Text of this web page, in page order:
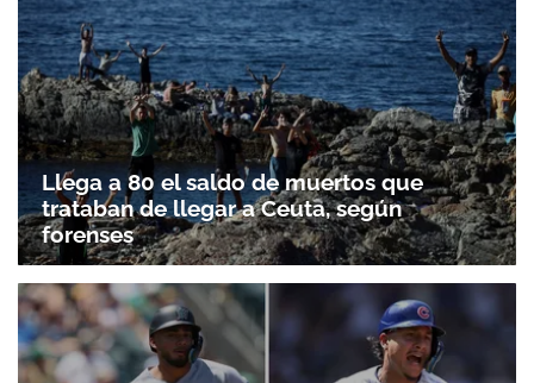
Llega a 80 el saldo de muertos que
trataban de llegar a Ceuta, según
forenses